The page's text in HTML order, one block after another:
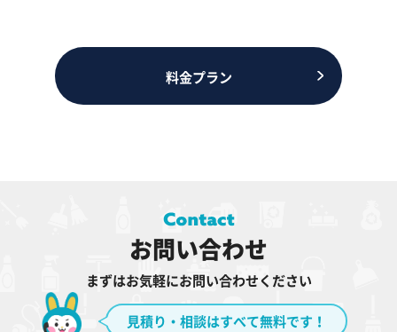
料金プラン
お問い合わせ
まずはお気軽にお問い合わせください
見積り・相談はすべて無料です！